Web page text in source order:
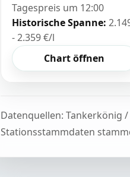
Tagespreis um 12:00
Historische Spanne:
- 2.359 €/l
Chart öffnen
Datenquellen: Tankerkönig
Stationsstammdaten